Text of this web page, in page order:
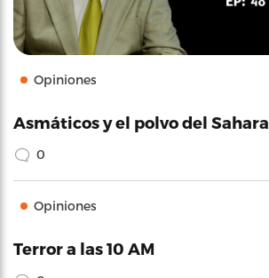
Opiniones
Asmáticos y el polvo del Sahara
0
Opiniones
Terror a las 10 AM